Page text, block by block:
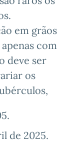
em grãos
com
deve ser
os
.
de 2025.